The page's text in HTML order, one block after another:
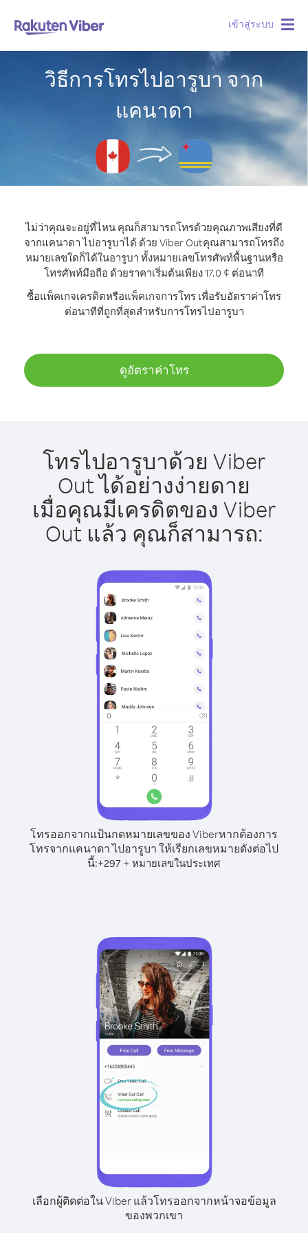
เข้าสู่ระบบ
วิธีการโทรไปอารูบา จาก
แคนาดา
ไม่ว่าคุณจะอยู่ที่ไหน คุณก็สามารถโทรด้วยคุณภาพเสียงที่ดี
จากแคนาดา ไปอารูบาได้ ด้วย Viber Outคุณสามารถโทรถึง
หมายเลขใดก็ได้ในอารูบา ทั้งหมายเลขโทรศัพท์พื้นฐานหรือ
โทรศัพท์มือถือ ด้วยราคาเริ่มต้นเพียง 17.0 ¢ ต่อนาที
ซื้อแพ็คเกจเครดิตหรือแพ็คเกจการโทร เพื่อรับอัตราค่าโทร
ต่อนาทีที่ถูกที่สุดสำหรับการโทรไปอารูบา
ดูอัตราค่าโทร
โทรไปอารูบาด้วย Viber
Out ได้อย่างง่ายดาย
เมื่อคุณมีเครดิตของ Viber
Out แล้ว คุณก็สามารถ:
โทรออกจากแป้นกดหมายเลขของ Viberหากต้องการ
โทรจากแคนาดา ไปอารูบา ให้เรียกเลขหมายดังต่อไป
นี้:+297 + หมายเลขในประเทศ
เลือกผู้ติดต่อใน Viber แล้วโทรออกจากหน้าจอข้อมูล
ของพวกเขา